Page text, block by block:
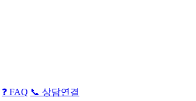
❓ FAQ 📞 상담연결